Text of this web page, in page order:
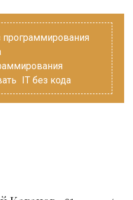
программирования
IT без кода